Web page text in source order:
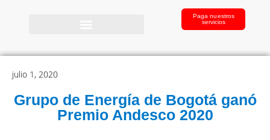
Paga nuestros
servicios
julio 1, 2020
Grupo de Energía de Bogotá ganó
Premio Andesco 2020